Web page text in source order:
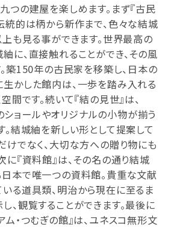
つの建屋を楽しめます。まず『古民
統的は柄から新作まで、色々な結城
も見る事ができます。世界最高の
に、直接触れることができ、その風
築150年の古民家を移築し、日本の
かした館内は、一歩を踏み入れる
間です。続いて『結の見世』は、
ョールやオリジナルの小物が揃う
。結城紬を新しい形として提案して
けでなく、大切な方への贈り物にも
に『資料館』は、その名の通り結城
本で唯一つの資料館。貴重な文献
る道具類、明治から現在に至るま
、観覧することができます。最後に
ム・つむぎの館』は、ユネスコ無形文